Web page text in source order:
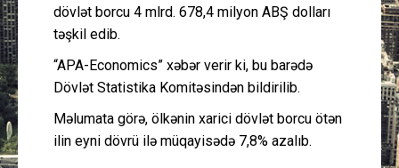
Peşə etikası
dövlət borcu 4 mlrd. 678,4 milyon ABŞ dolları
təşkil edib.
“APA-Economics” xəbər verir ki, bu barədə
Dövlət Statistika Komitəsindən bildirilib.
Məlumata görə, ölkənin xarici dövlət borcu ötən
ilin eyni dövrü ilə müqayisədə 7,8% azalıb.